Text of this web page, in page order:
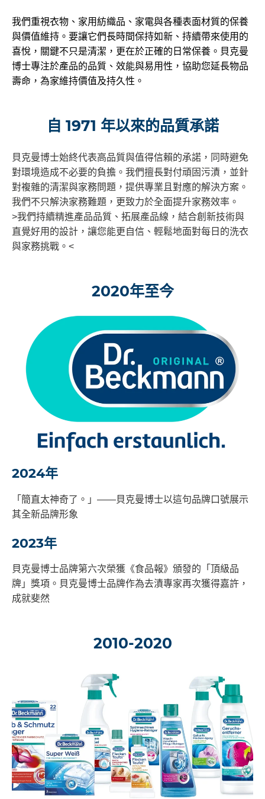
我們重視衣物、家用紡織品、家電與各種表面材質的保養
與價值維持。要讓它們長時間保持如新、持續帶來使用的
喜悅，關鍵不只是清潔，更在於正確的日常保養。貝克曼
博士專注於產品的品質、效能與易用性，協助您延長物品
壽命，為家維持價值及持久性。
自 1971 年以來的品質承諾
貝克曼博士始終代表高品質與值得信賴的承諾，同時避免
對環境造成不必要的負擔。我們擅長對付頑固污漬，並針
對複雜的清潔與家務問題，提供專業且對應的解決方案。
我們不只解決家務難題，更致力於全面提升家務效率。
>我們持續精進產品品質、拓展產品線，結合創新技術與
直覺好用的設計，讓您能更自信、輕鬆地面對每日的洗衣
與家務挑戰。<
2020年至今
2024年
「簡直太神奇了。」——貝克曼博士以這句品牌口號展示
其全新品牌形象
2023年
貝克曼博士品牌第六次榮獲《食品報》頒發的「頂級品
牌」獎項。貝克曼博士品牌作為去漬專家再次獲得嘉許，
成就斐然
2010-2020